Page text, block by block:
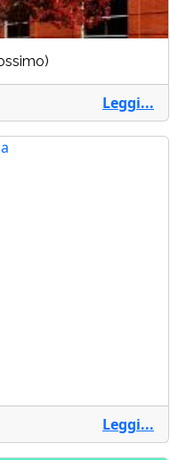
Leggi...
Leggi...